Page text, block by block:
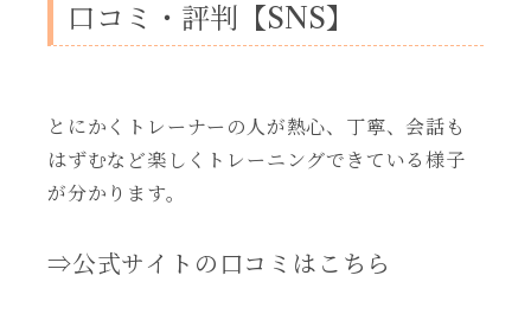
口コミ・評判【SNS】
とにかくトレーナーの人が熱心、丁寧、会話も
はずむなど楽しくトレーニングできている様子
が分かります。
⇒公式サイトの口コミはこちら